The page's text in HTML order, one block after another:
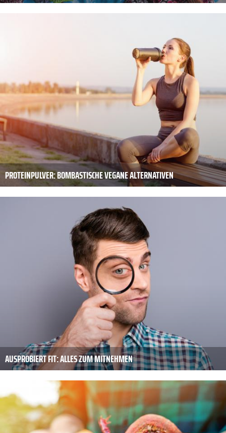
PROTEINPULVER: BOMBASTISCHE VEGANE ALTERNATIVEN
AUSPROBIERT FIT: ALLES ZUM MITNEHMEN